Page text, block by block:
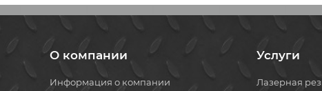
О компании
Информация о компании
Услуги
Лазерная